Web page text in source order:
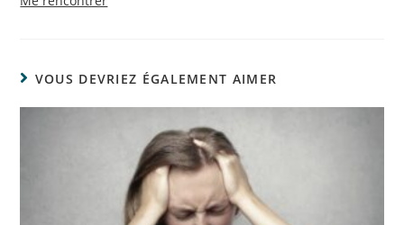
VOUS DEVRIEZ ÉGALEMENT AIMER